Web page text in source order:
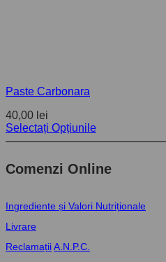
Paste Carbonara
40,00 lei
Selectați Opțiunile
Comenzi Online
Ingrediente și Valori Nutriționale
Livrare
Reclamații A.N.P.C.